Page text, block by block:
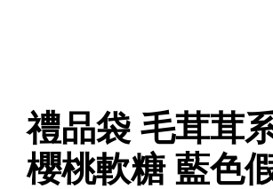
禮品袋 毛茸茸
櫻桃軟糖 藍色